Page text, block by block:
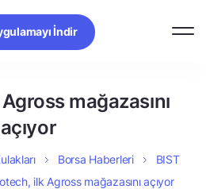
İndir
mağazasını
açıyor
Borsa Haberleri
BIST
ilk Agross mağazasını açıyor